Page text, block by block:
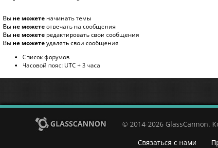
Вы не можете начинать темы
Вы не можетеотвечать на сообщения
Вы не можете редактировать свои сообщения
Вы не можетеудалять свои сообщения
Список форумов
Часовой пояс: UTC + 3 часа
© 2014-2026 GlassCannon.
Связаться с нами